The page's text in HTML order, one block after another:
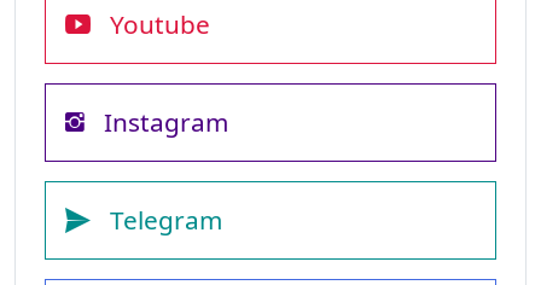
Youtube
Instagram
Telegram